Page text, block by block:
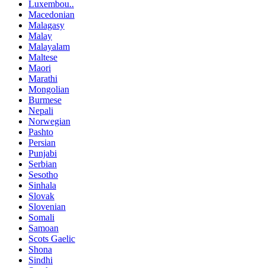
Luxembou..
Macedonian
Malagasy
Malay
Malayalam
Maltese
Maori
Marathi
Mongolian
Burmese
Nepali
Norwegian
Pashto
Persian
Punjabi
Serbian
Sesotho
Sinhala
Slovak
Slovenian
Somali
Samoan
Scots Gaelic
Shona
Sindhi